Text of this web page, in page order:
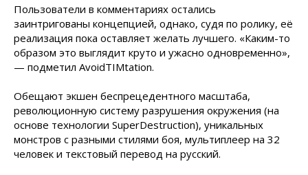
Пользователи в комментариях остались
заинтригованы концепцией, однако, судя по ролику, её
реализация пока оставляет желать лучшего. «Каким-то
образом это выглядит круто и ужасно одновременно»,
— подметил AvoidTIMtation.
Обещают экшен беспрецедентного масштаба,
революционную систему разрушения окружения (на
основе технологии SuperDestruction), уникальных
монстров с разными стилями боя, мультиплеер на 32
человек и текстовый перевод на русский.